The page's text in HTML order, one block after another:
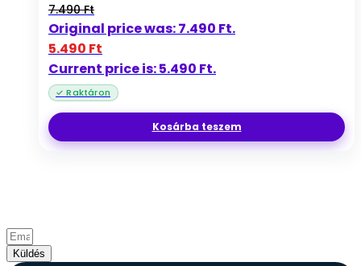
7.490Ft
Original price was: 7.490 Ft.
5.490 Ft
Current price is: 5.490 Ft.
Kosárba teszem
Küldés